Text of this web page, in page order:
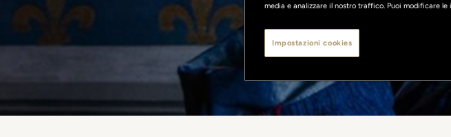
media e analizzare il nostro traffico. Puoi modificare
Impostazioni cookies